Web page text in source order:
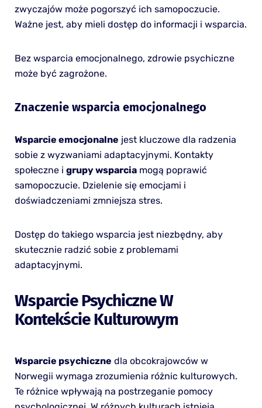
zwyczajów może pogorszyć ich samopoczucie.
Ważne jest, aby mieli dostęp do informacji i wsparcia.
Bez wsparcia emocjonalnego, zdrowie psychiczne
może być zagrożone.
Znaczenie wsparcia emocjonalnego
Wsparcie emocjonalne jest kluczowe dla radzenia
sobie z wyzwaniami adaptacyjnymi. Kontakty
społeczne i grupy wsparciamogą poprawić
samopoczucie. Dzielenie się emocjami i
doświadczeniami zmniejsza stres.
Dostęp do takiego wsparcia jest niezbędny, aby
skutecznie radzić sobie z problemami
adaptacyjnymi.
Wsparcie Psychiczne W
Kontekście Kulturowym
Wsparcie psychiczne dla obcokrajowców w
Norwegii wymaga zrozumienia różnic kulturowych.
Te różnice wpływają na postrzeganie pomocy